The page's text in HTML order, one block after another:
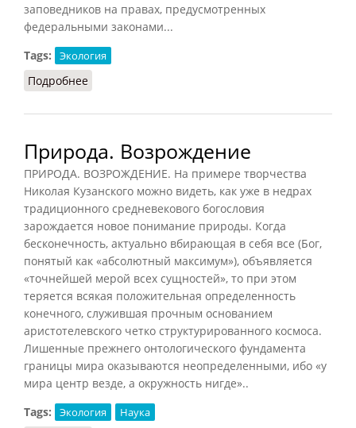
заповедников на правах, предусмотренных
федеральными законами...
Tags:
Экология
Подробнее
Природа. Возрождение
ПРИРОДА. ВОЗРОЖДЕНИЕ. На примере творчества
Николая Кузанского можно видеть, как уже в недрах
традиционного средневекового богословия
зарождается новое понимание природы. Когда
бесконечность, актуально вбирающая в себя все (Бог,
понятый как «абсолютный максимум»), объявляется
«точнейшей мерой всех сущностей», то при этом
теряется всякая положительная определенность
конечного, служившая прочным основанием
аристотелевского четко структурированного космоса.
Лишенные прежнего онтологического фундамента
границы мира оказываются неопределенными, ибо «у
мира центр везде, а окружность нигде»..
Tags:
Экология Наука